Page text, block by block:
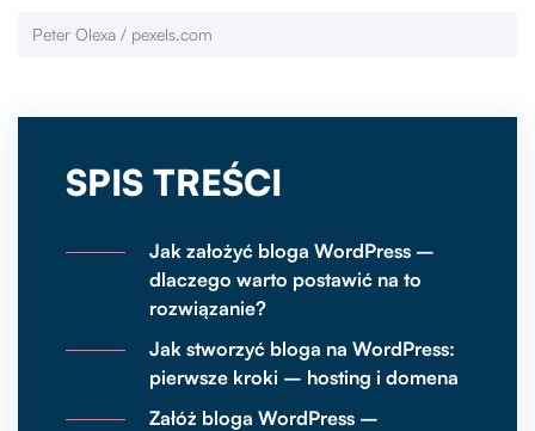
Peter Olexa / pexels.com
SPIS TREŚCI
Jak założyć bloga WordPress –
dlaczego warto postawić na to
rozwiązanie?
Jak stworzyć bloga na WordPress:
pierwsze kroki – hosting i domena
Załóż bloga WordPress –